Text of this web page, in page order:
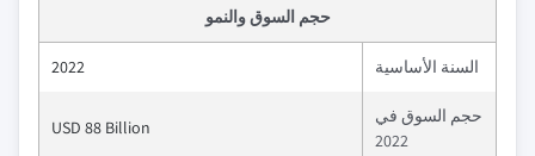
حجم السوق والنمو
السنة الأساسية 2022
حجم السوق في
2022
USD 88 Billion